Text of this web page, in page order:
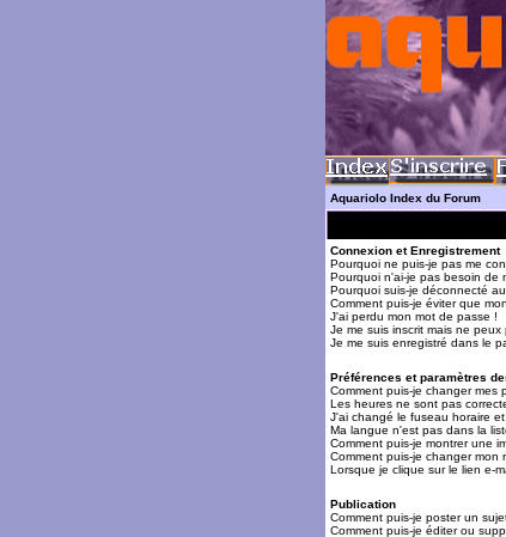
Aquariolo Index du Forum
Connexion et Enregistrement
Pourquoi ne puis-je pas me
Pourquoi n'ai-je pas besoin de
Pourquoi suis-je déconnecté
Comment puis-je éviter que
J'ai perdu mon mot de passe !
Je me suis inscrit mais ne peux
Je me suis enregistré dans le
Préférences et paramètres
Comment puis-je changer mes
Les heures ne sont pas
J'ai changé le fuseau horaire
Ma langue n'est pas dans la
Comment puis-je montrer une
Comment puis-je changer mon
Lorsque je clique sur le lien e-
Publication
Comment puis-je poster un
Comment puis-je éditer ou